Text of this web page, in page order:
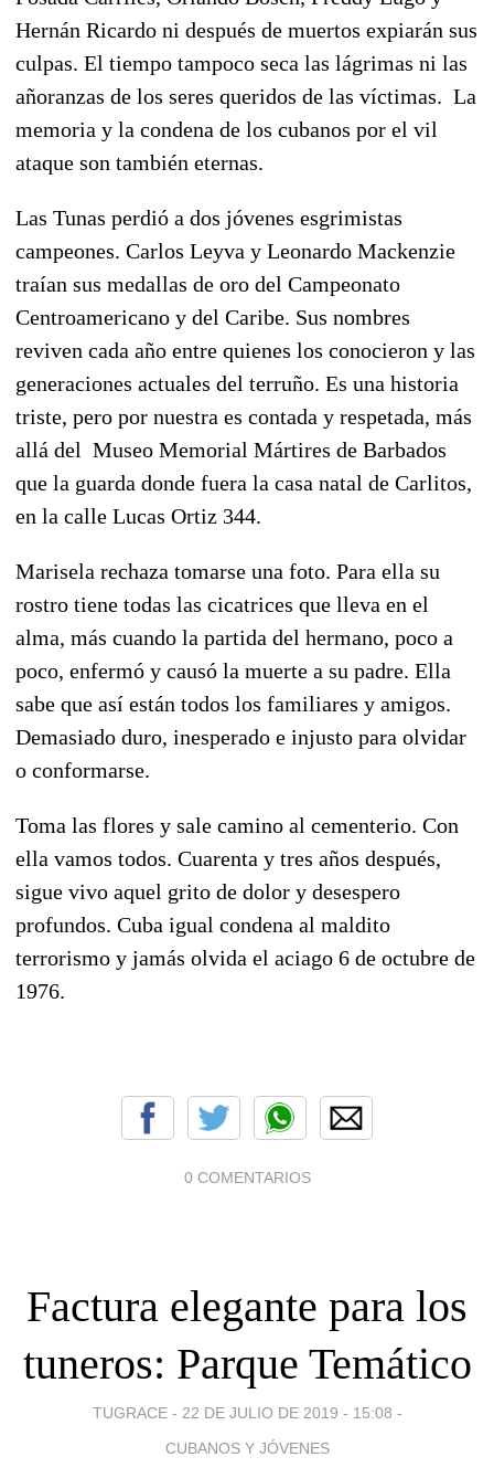
Hernán Ricardo ni después de muertos expiarán sus
culpas. El tiempo tampoco seca las lágrimas ni las
añoranzas de los seres queridos de las víctimas. La
memoria y la condena de los cubanos por el vil
ataque son también eternas.
Las Tunas perdió a dos jóvenes esgrimistas
campeones. Carlos Leyva y Leonardo Mackenzie
traían sus medallas de oro del Campeonato
Centroamericano y del Caribe. Sus nombres
reviven cada año entre quienes los conocieron y las
generaciones actuales del terruño. Es una historia
triste, pero por nuestra es contada y respetada, más
allá del Museo Memorial Mártires de Barbados
que la guarda donde fuera la casa natal de Carlitos,
en la calle Lucas Ortiz 344.
Marisela rechaza tomarse una foto. Para ella su
rostro tiene todas las cicatrices que lleva en el
alma, más cuando la partida del hermano, poco a
poco, enfermó y causó la muerte a su padre. Ella
sabe que así están todos los familiares y amigos.
Demasiado duro, inesperado e injusto para olvidar
o conformarse.
Toma las flores y sale camino al cementerio. Con
ella vamos todos. Cuarenta y tres años después,
sigue vivo aquel grito de dolor y desespero
profundos. Cuba igual condena al maldito
terrorismo y jamás olvida el aciago 6 de octubre de
1976.
0 COMENTARIOS
Factura elegante para los
tuneros: Parque Temático
TUGRACE - 22 DE JULIO DE 2019 - 15:08 -
CUBANOS Y JÓVENES